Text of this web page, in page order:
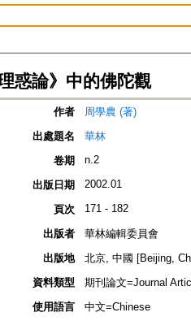
理惑論》中的佛陀觀
作者
周學農 (著)
出處題名
華林
卷期
n.2
出版日期 2002.01
頁次 171 - 182
出版者
華林編輯委員會
出版地
北京, 中國 [Beijing,
資料類型
期刊論文=Journal
使用語言
中文=Chinese